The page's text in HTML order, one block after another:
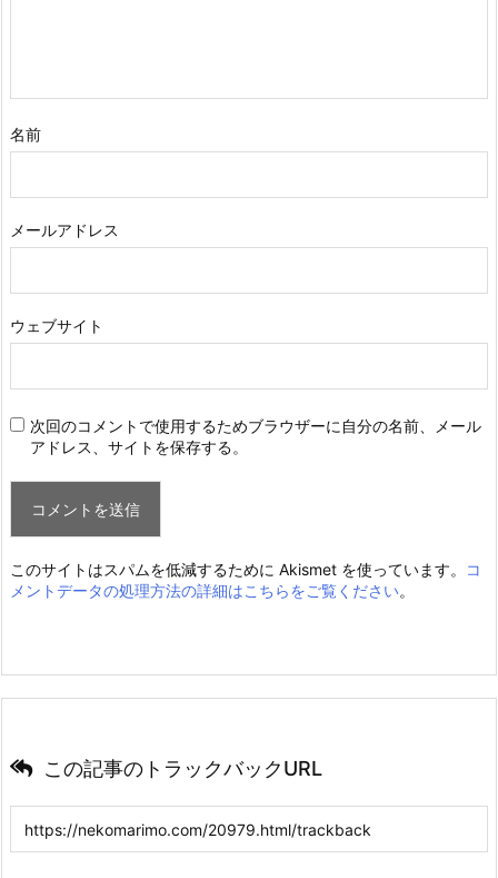
名前
メールアドレス
ウェブサイト
次回のコメントで使用するためブラウザーに自分の名前、メール
アドレス、サイトを保存する。
このサイトはスパムを低減するために Akismet を使っています。
コ
メントデータの処理方法の詳細はこちらをご覧ください。
この記事のトラックバックURL